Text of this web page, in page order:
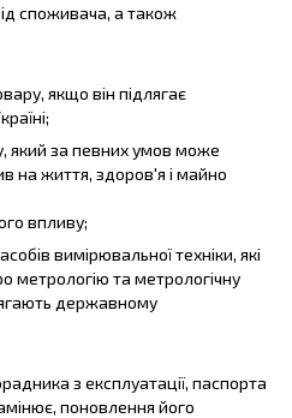
споживача, а також
якщо він підлягає
який за певних умов може
на життя, здоров'я і майно
впливу;
вимірювальної техніки, які
метрологію та метрологічну
державному
з експлуатації, паспорта
поновлення його